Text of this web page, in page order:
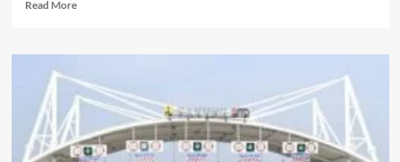
Read More
Silakan..!!!
Expose
Live
Dari
Gadget